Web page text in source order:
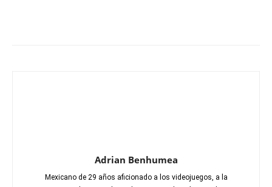
Adrian Benhumea
Mexicano de 29 años aficionado a los videojuegos, a la